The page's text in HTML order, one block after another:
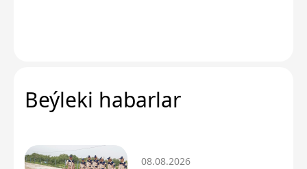
Beýleki habarlar
08.08.2026